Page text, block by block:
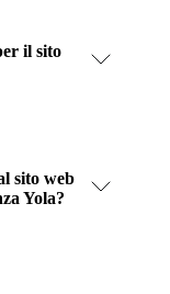
il sito
sito web
Yola?